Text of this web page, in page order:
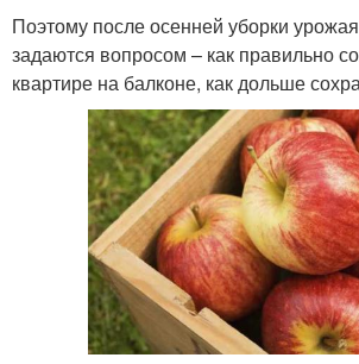
Поэтому после осенней уборки
задаются вопросом – как правильно
квартире на балконе, как дольше